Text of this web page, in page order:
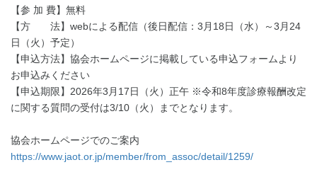
【参 加 費】無料
【方 法】 webによる配信（後日配信： 3 月 18日（水）～3 月 24
日（火）予定）
【申込方法】協会ホームページに掲載している申込フォームより
お申込みください
【申込期限】 2026年3 月 17日（火）正午 ※令和8年度診療報酬改定
に関する質問の受付は3/10 （火）までとなります。
協会ホームページでのご案内
https://www.jaot.or.jp/member/from_assoc/detail/1259/